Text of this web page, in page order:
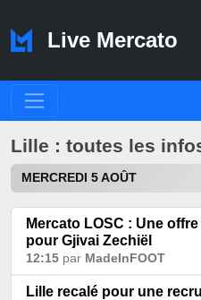
Live Mercato
Lille : toutes les
MERCREDI 5 AOÛT
Mercato LOSC : Une
pour Gjivai Zechiël
12:15 par MadeInFOOT
Lille recalé pour une